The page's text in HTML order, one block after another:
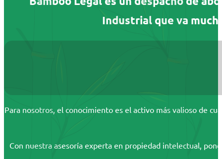
Industrial que va
Para nosotros, el conocimiento es el activo más valioso de
Con nuestra asesoría experta en propiedad intelectual,